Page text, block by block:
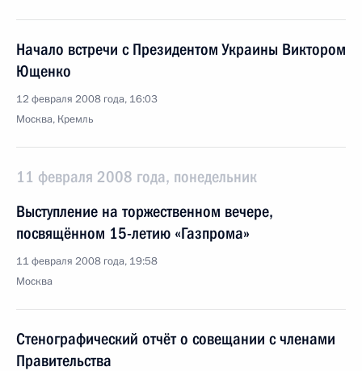
Начало встречи с Президентом Украины Виктором
Ющенко
12 февраля 2008 года, 16:03
Москва, Кремль
11 февраля 2008 года, понедельник
Выступление на торжественном вечере,
посвящённом 15-летию «Газпрома»
11 февраля 2008 года, 19:58
Москва
Стенографический отчёт о совещании с членами
Правительства